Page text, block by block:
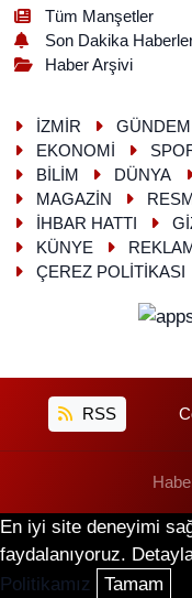
Tüm Manşetler
Son Dakika
Haber Arşivi
İZMİR GÜNDEM
EKONOMİ
BİLİM
DÜNYA
MAGAZİN
İHBAR HATTI
KÜNYE
ÇEREZ POLİTİKASI
RSS
En iyi site deneyimi
faydalanıyoruz.
Politikamız
Tamam